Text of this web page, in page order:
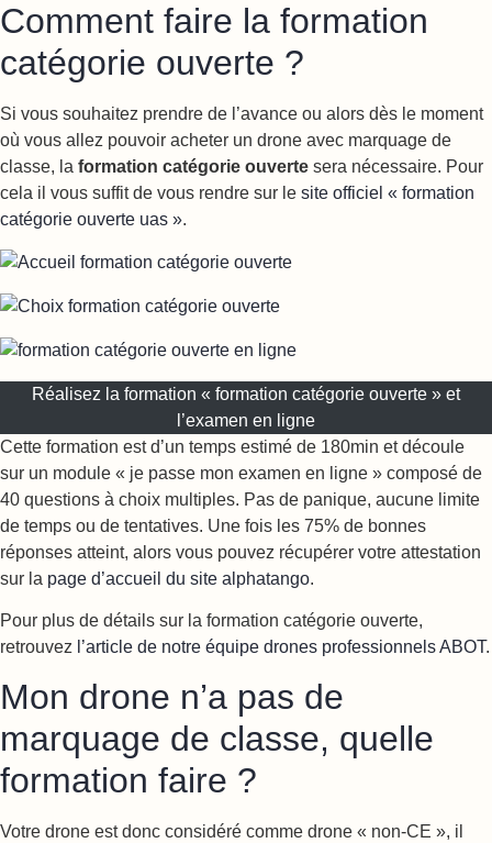
Comment faire la formation
catégorie ouverte ?
Si vous souhaitez prendre de l’avance ou alors dès le moment
où vous allez pouvoir acheter un drone avec marquage de
classe, la formation catégorie ouverte sera nécessaire. Pour
cela il vous suffit de vous rendre sur le site officiel « formation
catégorie ouverte uas ».
Réalisez la formation « formation catégorie ouverte » et
l’examen en ligne
Cette formation est d’un temps estimé de 180min et découle
sur un module « je passe mon examen en ligne » composé de
40 questions à choix multiples. Pas de panique, aucune limite
de temps ou de tentatives. Une fois les 75% de bonnes
réponses atteint, alors vous pouvez récupérer votre attestation
sur la page d’accueil du site alphatango.
Pour plus de détails sur la formation catégorie ouverte,
retrouvez l’article de notre équipe drones professionnels ABOT.
Mon drone n’a pas de
marquage de classe, quelle
formation faire ?
Votre drone est donc considéré comme drone « non-CE », il